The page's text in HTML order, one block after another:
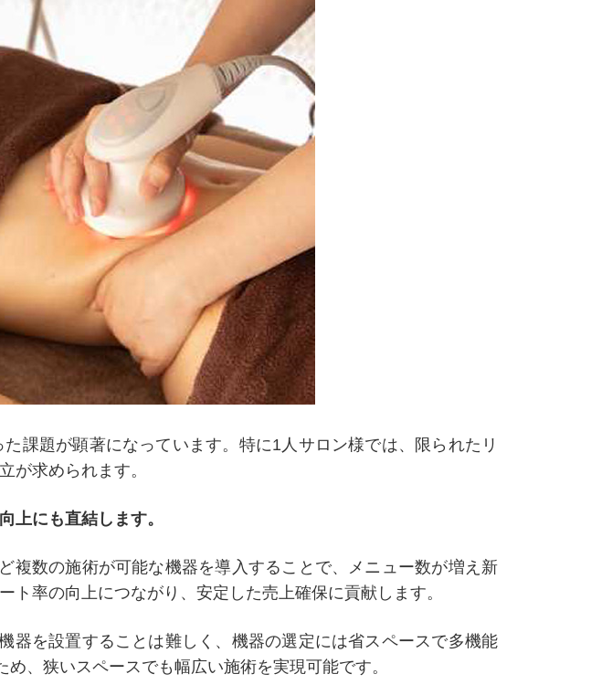
課題が顕著になっています。特に1人サロン様では、限られたリ
が求められます。
上にも直結します。
複数の施術が可能な機器を導入することで、メニュー数が増え新
率の向上につながり、安定した売上確保に貢献します。
器を設置することは難しく、機器の選定には省スペースで多機能
、狭いスペースでも幅広い施術を実現可能です。